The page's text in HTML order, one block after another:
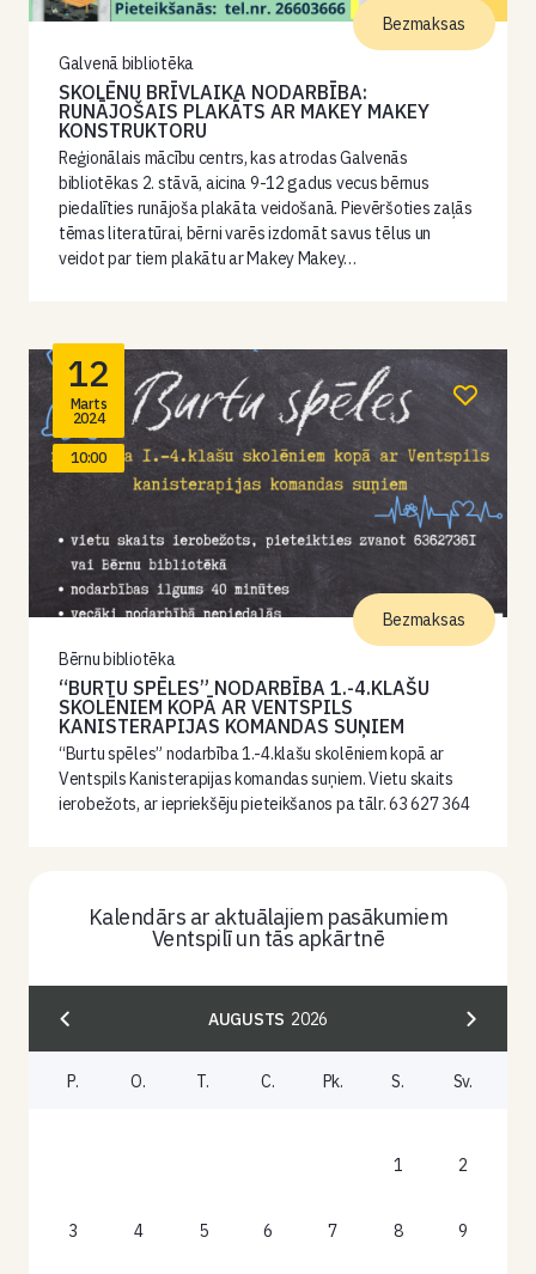
Galvenā bibliotēka
SKOLĒNU BRĪVLAIKA NODARBĪBA:
RUNĀJOŠAIS PLAKĀTS AR MAKEY MAKEY
KONSTRUKTORU
Reģionālais mācību centrs, kas atrodas Galvenās
bibliotēkas 2. stāvā, aicina 9-12 gadus vecus bērnus
piedalīties runājoša plakāta veidošanā. Pievēršoties zaļās
tēmas literatūrai, bērni varēs izdomāt savus tēlus un
veidot par tiem plakātu ar Makey Makey…
Bezmaksas
12
Marts
2024
10:00
Bērnu bibliotēka
“BURTU SPĒLES” NODARBĪBA 1.-4.KLAŠU
SKOLĒNIEM KOPĀ AR VENTSPILS
KANISTERAPIJAS KOMANDAS SUŅIEM
“Burtu spēles” nodarbība 1.-4.klašu skolēniem kopā ar
Ventspils Kanisterapijas komandas suņiem. Vietu skaits
ierobežots, ar iepriekšēju pieteikšanos pa tālr. 63 627 364
Bezmaksas
Kalendārs ar aktuālajiem pasākumiem
Ventspilī un tās apkārtnē
AUGUSTS 2026
P. O. T. C. Pk. S. Sv.
1 2
3 4 5 6 7 8 9